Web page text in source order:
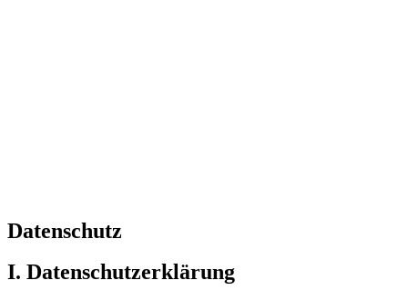
Datenschutz
I. Datenschutzerklärung